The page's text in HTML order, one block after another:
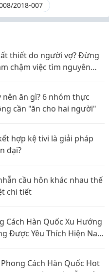
2018-007
thiết do người vợ? Đừng
chậm việc tìm nguyên
ăn gì? 6 nhóm thực
cần "ăn cho hai người"
hợp kệ tivi là giải pháp
đại?
cầu hôn khác nhau thế
chi tiết
Cách Hàn Quốc Xu Hướng
Được Yêu Thích Hiện Nay
Cách Hàn Quốc Hot